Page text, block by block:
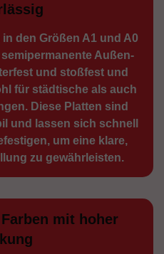
den Größen A1 und A0
Außen­
und stoßfest und
für städtische als auch
Diese Platten sind
und lassen sich schnell
um eine klare,
zu gewährleisten.
mit hoher